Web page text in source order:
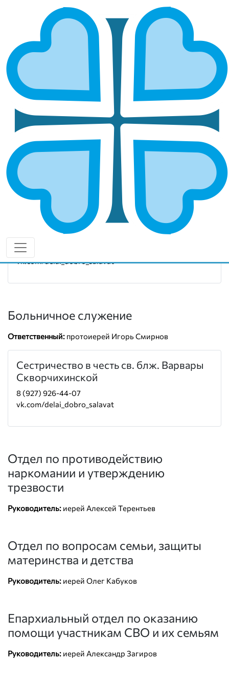
САЛАВАТСКАЯ И КУМЕРТАУСКАЯ
ГЛАВНАЯ МИТРОПОЛИИ САЛАВАТСКАЯ И КУМЕРТАУСКАЯ
Епархией управляет епископ Салаватский и
Кумертауский Николай
ОСНОВНЫЕ НАПРАВЛЕНИЯ
РАБОТЫ
Социальное служение
Социальный отдел епархии
Руководитель:
8 (987) 109-92-02
vk.com/delai_dobro_salavat
Больничное служение
Ответственный: протоиерей Игорь Смирнов
Сестричество в честь св. блж. Варвары
Скворчихинской
8 (927) 926-44-07
vk.com/delai_dobro_salavat
Отдел по противодействию
наркомании и утверждению
трезвости
Руководитель: иерей Алексей Терентьев
Отдел по вопросам семьи, защиты
материнства и детства
Руководитель: иерей Олег Кабуков
Епархиальный отдел по оказанию
помощи участникам СВО и их семьям
Руководитель: иерей Александр Загиров